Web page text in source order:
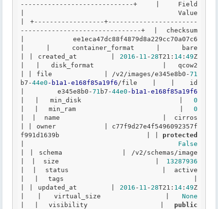
-----------------------------+
+------------------+-----------------------
-------------------------------+
container_format
created_at 2016 - 11 - 28T21: 14 : 49
disk_format
file /v2/images/e345e8b0 -71
b7 -44e0 -b1a1 -e168f85a19f6/file
e345e8b0 -71 b7 -44e0 -b1a1 -e168f85a19f6
min_disk
0
min_ram
0
name
owner
c77f9d27e4f5496092357f
f991d1639b
protected
False
schema
size
13287936
status
tags
updated_at 2016 - 11 - 28T21: 14 : 49
virtual_size
None
visibility
public